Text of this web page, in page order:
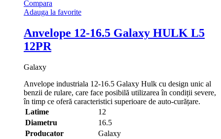
Compara
Adauga la favorite
Anvelope 12-16.5 Galaxy HULK L5
12PR
Galaxy
Anvelope industriala 12-16.5 Galaxy Hulk cu design unic al
benzii de rulare, care face posibilă utilizarea în condiții severe,
în timp ce oferă caracteristici superioare de auto-curățare.
Latime
12
Diametru
16.5
Producator
Galaxy